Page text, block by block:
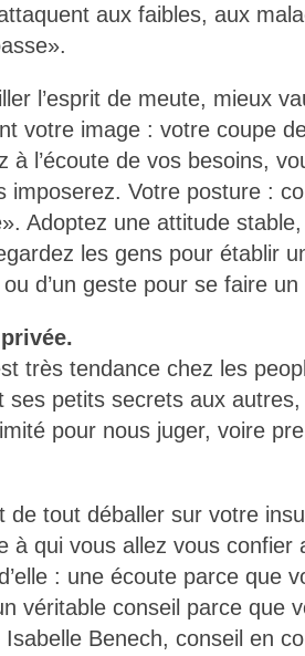
aux faibles, aux
l’esprit de meute, mieux
votre image : votre coupe
à l’écoute de vos besoins,
imposerez. Votre posture :
Adoptez une attitude
les gens pour établir
d’un geste pour se faire un
très tendance chez les
ses petits secrets aux
pour nous juger, voire
de tout déballer sur votre
à qui vous allez vous confier
: une écoute parce que
véritable conseil parce que
Benech, conseil en